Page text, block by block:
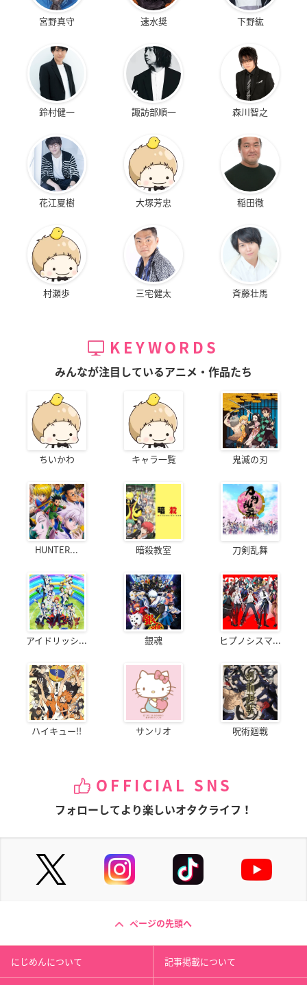
宮野真守 速水奨 下野紘
鈴村健一 諏訪部順一 森川智之
花江夏樹 大塚芳忠 稲田徹
村瀬歩 三宅健太 斉藤壮馬
KEYWORDS
みんなが注目しているアニメ・作品たち
ちいかわ キャラ一覧 鬼滅の刃
HUNTER... 暗殺教室 刀剣乱舞
アイドリッシ... 銀魂 ヒプノシスマ...
ハイキュー!! サンリオ 呪術廻戦
OFFICIAL SNS
フォローしてより楽しいオタクライフ！
ページの先頭へ
にじめんについて 記事掲載について